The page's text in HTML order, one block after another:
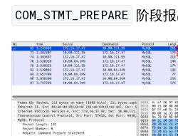
COM_STMT_PREPARE 阶段